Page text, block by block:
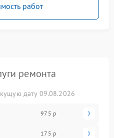
работ
ремонта
дату 09.08.2026
975 р
175 р